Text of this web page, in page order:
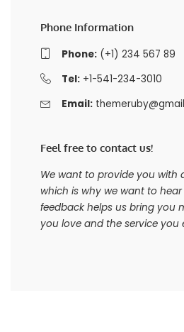
Phone Information
Phone:(+1) 234 567 89
Tel:+1-541-234-3010
Email:
Feel free to contact us!
We want to provide you with
which is why we want to
feedback helps us bring you
you love and the service you